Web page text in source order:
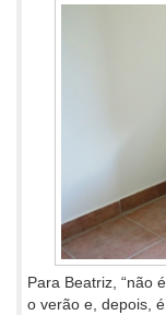
Para Beatriz, “não
o verão e, depois,